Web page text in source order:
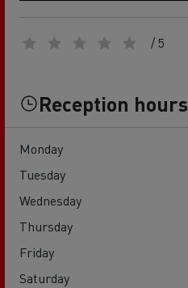
/ 5
Reception hours
Monday
Tuesday
Wednesday
Thursday
Friday
Saturday